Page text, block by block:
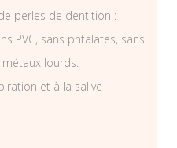
perles de dentition :
PVC, sans phtalates, sans
lourds.
et à la salive